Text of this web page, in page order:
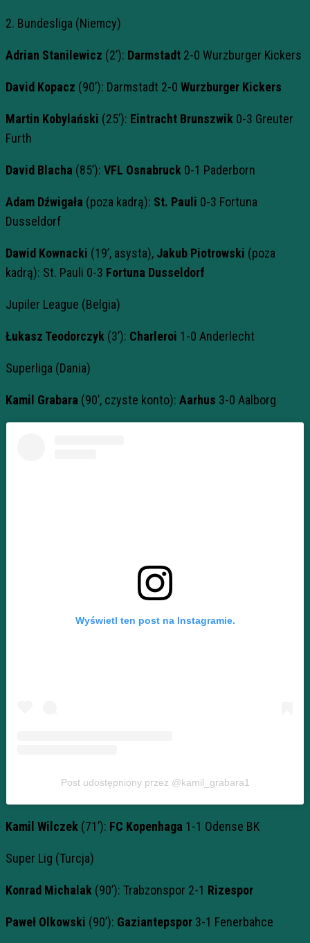
2. Bundesliga (Niemcy)
Adrian Stanilewicz (2’): Darmstadt 2-0 Wurzburger Kickers
David Kopacz (90’): Darmstadt 2-0 Wurzburger Kickers
Martin Kobylański (25’): Eintracht Brunszwik 0-3 Greuter
Furth
David Blacha (85’): VFL Osnabruck 0-1 Paderborn
Adam Dźwigała (poza kadrą): St. Pauli 0-3 Fortuna
Dusseldorf
Dawid Kownacki (19’, asysta), Jakub Piotrowski (poza
kadrą): St. Pauli 0-3 Fortuna Dusseldorf
Jupiler League (Belgia)
Łukasz Teodorczyk (3’): Charleroi 1-0 Anderlecht
Superliga (Dania)
Kamil Grabara (90’, czyste konto): Aarhus 3-0 Aalborg
Wyświetl ten post na Instagramie.
Post udostępniony przez @kamil_grabara1
Kamil Wilczek (71’): FC Kopenhaga 1-1 Odense BK
Super Lig (Turcja)
Konrad Michalak (90’): Trabzonspor 2-1 Rizespor
Paweł Olkowski (90’): Gaziantepspor 3-1 Fenerbahce